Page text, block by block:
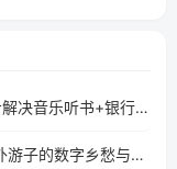
网易云海外能用吗？留学生亲测：3步解决音乐听书+银行视频地区限制
在菲律宾用探探地区限制怎么办？海外游子的数字乡愁与破局之道